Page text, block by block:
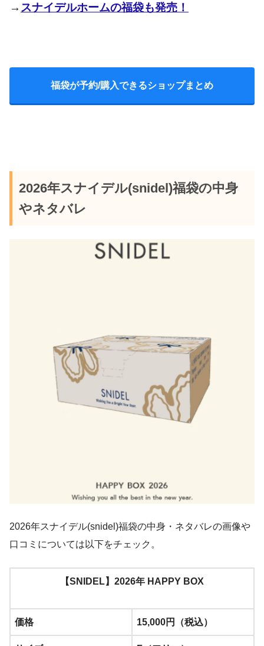
→ スナイデルホームの福袋も発売！
福袋が予約/購入できるショップまとめ
2026年スナイデル(snidel)福袋の中身
やネタバレ
2026年スナイデル(snidel)福袋の中身・ネタバレの画像や
口コミについては以下をチェック。
【SNIDEL】2026年 HAPPY BOX
価格 15,000円（税込）